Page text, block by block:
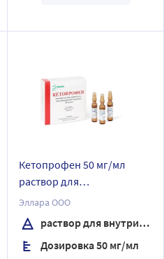
Кетопрофен 50 мг/мл
раствор для
внутривенного и
внутримышечного
введения 2 мл ампулы 10
шт.
Эллара ООО
раствор для внутривенного и внутримышечного введения
Дозировка 50 мг/мл